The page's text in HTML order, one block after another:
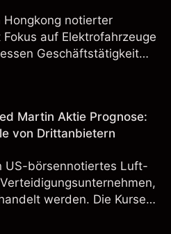
Hongkong notierter
auf Elektrofahrzeuge
Geschäftstätigkeit
und verwandte
Martin Aktie Prognose:
von Drittanbietern
US-börsennotiertes Luft-
werden. Die Kurse